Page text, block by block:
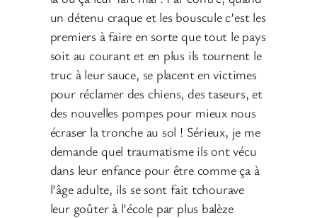
un détenu craque et les bouscule c’est les
premiers à faire en sorte que tout le pays
soit au courant et en plus ils tournent le
truc à leur sauce, se placent en victimes
pour réclamer des chiens, des taseurs, et
des nouvelles pompes pour mieux nous
écraser la tronche au sol ! Sérieux, je me
demande quel traumatisme ils ont vécu
dans leur enfance pour être comme ça à
l’âge adulte, ils se sont fait tchourave
leur goûter à l’école par plus balèze